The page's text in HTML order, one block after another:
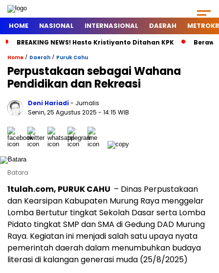
HOME NASIONAL INTERNASIONAL DAERAH
BREAKING NEWS! Hasto Kristiyanto Ditahan KPK
Home / Daerah / Puruk Cahu
Perpustakaan sebagai Wahana
Pendidikan dan Rekreasi
Deni Hariadi- Jurnalis
Senin, 25 Agustus 2025 - 14:15 WIB
Batara
1tulah.com, PURUK CAHU – Dinas Perpustakaan
dan Kearsipan Kabupaten Murung Raya menggelar
Lomba Bertutur tingkat Sekolah Dasar serta Lomba
Pidato tingkat SMP dan SMA di Gedung DAD Murung
Raya. Kegiatan ini menjadi salah satu upaya nyata
pemerintah daerah dalam menumbuhkan budaya
literasi di kalangan generasi muda (25/8/2025)